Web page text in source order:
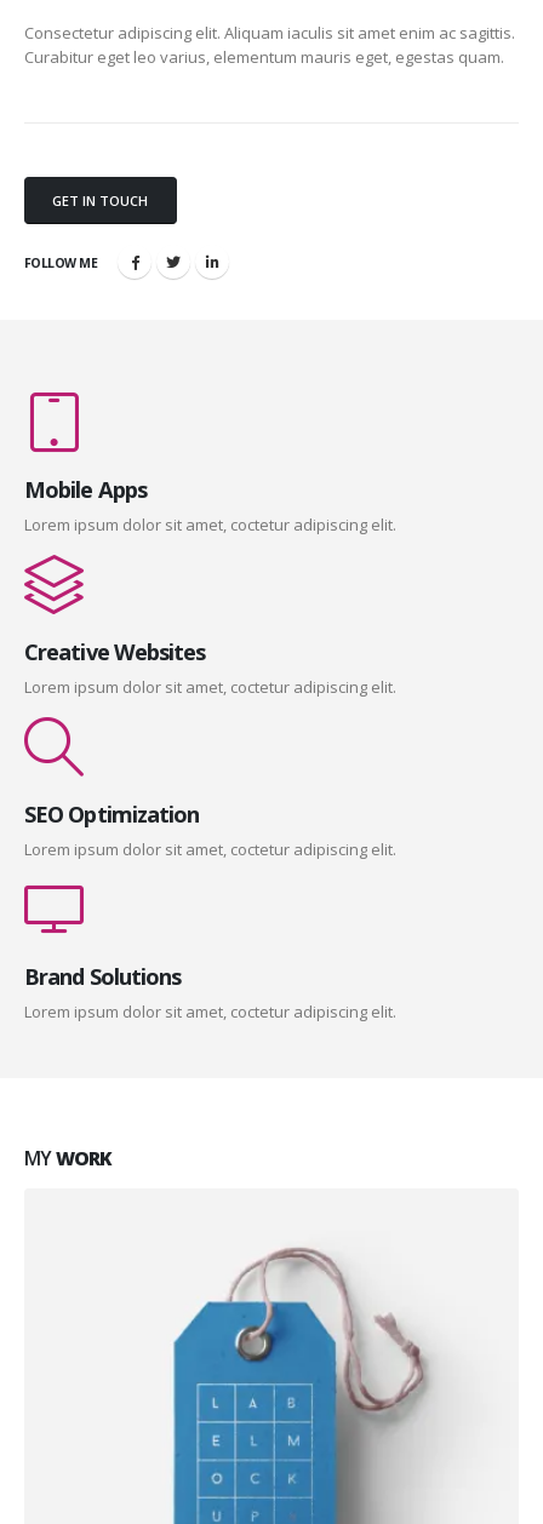
Consectetur adipiscing elit. Aliquam iaculis sit amet enim ac sagittis.
Curabitur eget leo varius, elementum mauris eget, egestas quam.
GET IN TOUCH
FOLLOW ME
Mobile Apps
Lorem ipsum dolor sit amet, coctetur adipiscing elit.
Creative Websites
Lorem ipsum dolor sit amet, coctetur adipiscing elit.
SEO Optimization
Lorem ipsum dolor sit amet, coctetur adipiscing elit.
Brand Solutions
Lorem ipsum dolor sit amet, coctetur adipiscing elit.
MYWORK